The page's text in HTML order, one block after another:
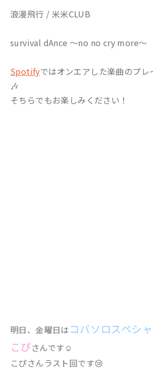
浪漫飛行 / 米米CLUB
survival dAnce ～no no cry more
Spotifyではオンエアした楽曲のプレ
🎶
そちらでもお楽しみください！
明日、金曜日は コバソロスペシ
こぴさんです☺
こぴさんラスト回です😢